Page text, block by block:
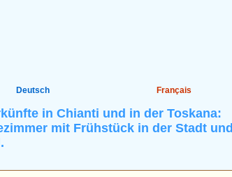
Deutsch Français
in Chianti und in der Toskana:
mit Frühstück in der Stadt und